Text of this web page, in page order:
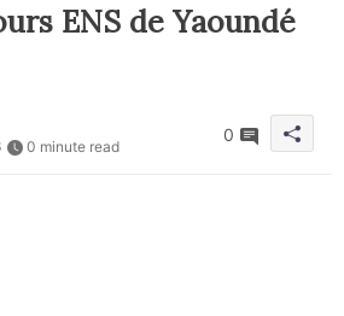
ENS de Yaoundé
0 minute read
0